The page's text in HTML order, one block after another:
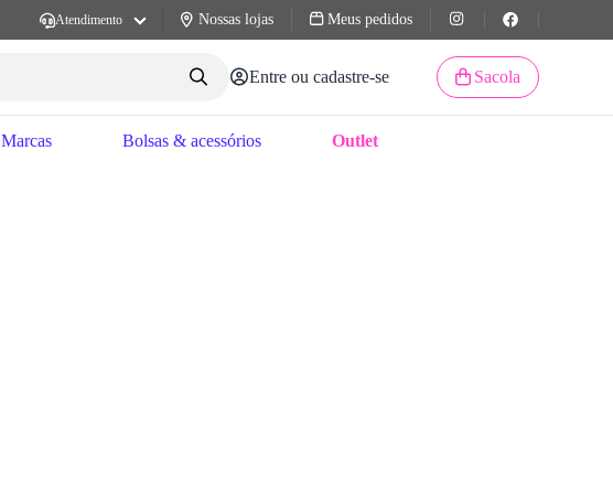
Atendimento Nossas lojas Meus pedidos
Entre ou cadastre-se Sacola
Marcas Bolsas & acessórios Outlet